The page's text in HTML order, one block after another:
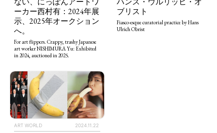
ART WORLD CULTURAL ESSAYS
ーカー西村有：2024年展
示、2025年オークション
へ。
For art flippers. Crappy, trashy Japanese
art worker NISHIMURA Yu: Exhibited
in 2024, auctioned in 2025.
ブリスト
Fiasco-esque curatorial practice by Hans
Ulrich Obrist
ART WORLD 2024.11.22